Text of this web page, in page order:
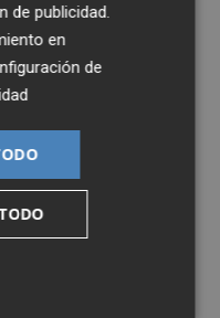
de publicidad
en
de